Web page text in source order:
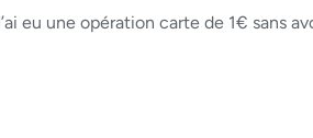
eu une opération carte de 1€ sans